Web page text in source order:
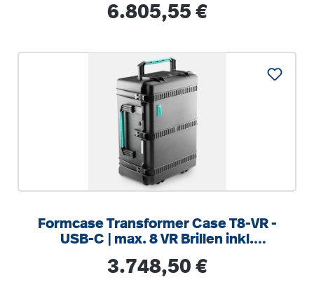
Regulärer Preis:
6.805,55 €
Formcase Transformer Case T8-VR -
USB-C | max. 8 VR Brillen inkl.
Regulärer Preis:
3.748,50 €